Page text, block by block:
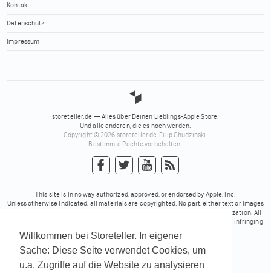
Willkommen bei Storeteller. In eigener
Sache: Diese Seite verwendet Cookies, um
u.a. Zugriffe auf die Website zu analysieren
Kontakt
Datenschutz
Impressum
storeteller.de — Alles über Deinen Lieblings-Apple Store.
Und alle anderen, die es noch werden.
Copyright © 2026 storeteller.de, Filip Chudzinski.
Bestimmte Rechte vorbehalten.
This site is in no way authorized, approved, or endorsed by Apple, Inc.
Unless otherwise indicated, all materials are copyrighted. No part, either text or images
may be used for any purpose other than personal use, unless explicit authorization. All
trademarks mentioned on these pages belong to their respective owners. No infringing
rights intended.
Powered by